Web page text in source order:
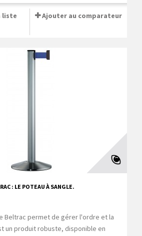
liste
Ajouter au comparateur
: LE POTEAU À SANGLE.
Beltrac permet de gérer l'ordre et la
un produit robuste, disponible en